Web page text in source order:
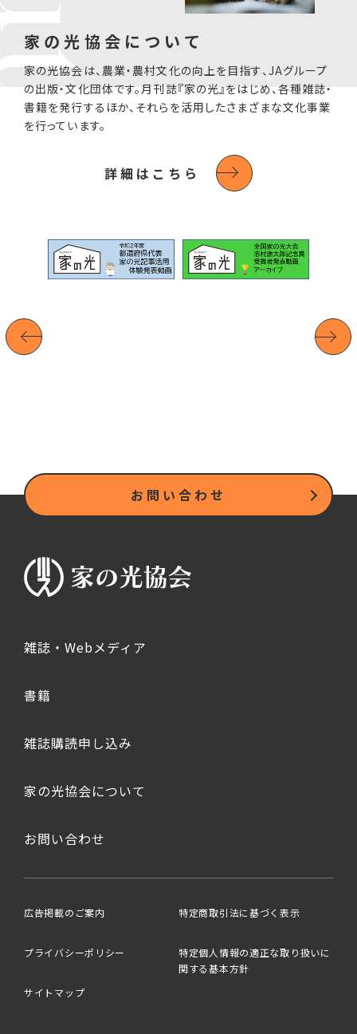
家の光協会について
家の光協会は、農業・農村文化の向上を目指す、JAグループ
の出版・文化団体です。月刊誌『家の光』をはじめ、各種雑誌・
書籍を発行するほか、それらを活用したさまざまな文化事業
を行っています。
詳細はこちら
お問い合わせ
雑誌・Webメディア
書籍
雑誌購読申し込み
家の光協会について
お問い合わせ
広告掲載のご案内 特定商取引法に基づく表示
プライバシーポリシー
特定個人情報の適正な取り扱いに
関する基本方針
サイトマップ